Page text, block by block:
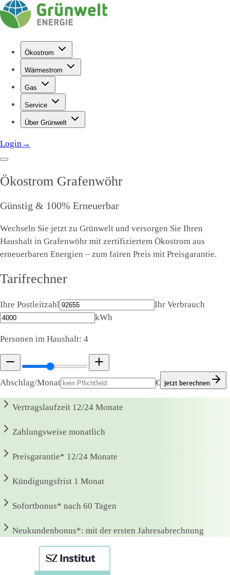
Ökostrom
Wärmestrom
Gas
Service
Über Grünwelt
Login→
Ökostrom Grafenwöhr
Günstig & 100% Erneuerbar
Wechseln Sie jetzt zu Grünwelt und versorgen Sie Ihren
Haushalt in Grafenwöhr mit zertifiziertem Ökostrom aus
erneuerbaren Energien – zum fairen Preis mit Preisgarantie.
Tarifrechner
Ihre Postleitzahl
Ihr Verbrauch
kWh
Personen im Haushalt: 4
Abschlag/Monat € Jetzt berechnen
Vertragslaufzeit 12/24 Monate
Zahlungsweise monatlich
Preisgarantie* 12/24 Monate
Kündigungsfrist 1 Monat
Sofortbonus* nach 60 Tagen
Neukundenbonus*: mit der ersten Jahresabrechnung